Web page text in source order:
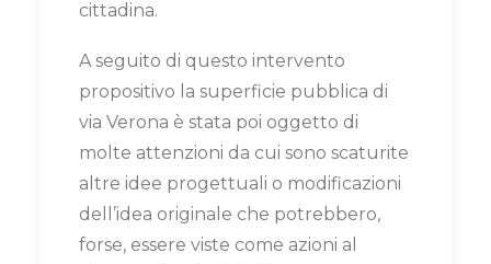
cittadina.
A seguito di questo intervento
propositivo la superficie pubblica di
via Verona è stata poi oggetto di
molte attenzioni da cui sono scaturite
altre idee progettuali o modificazioni
dell’idea originale che potrebbero,
forse, essere viste come azioni al